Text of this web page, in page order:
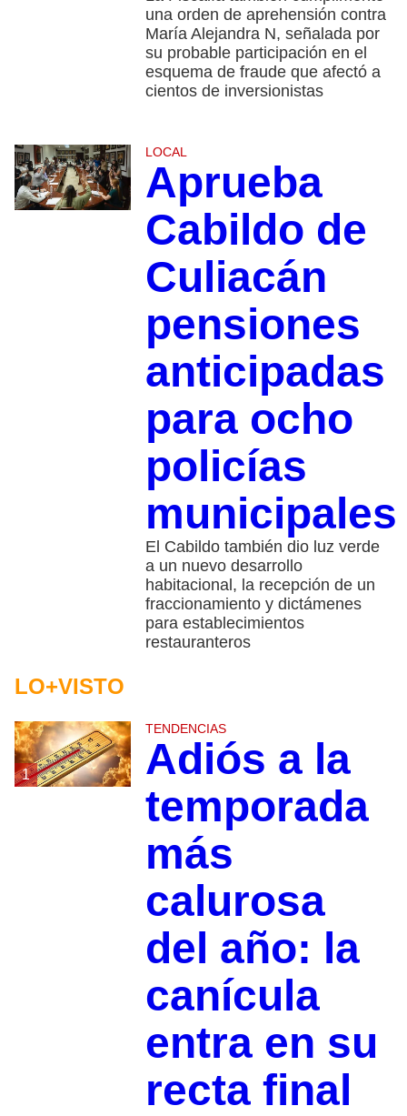
una orden de aprehensión contra
María Alejandra N, señalada por
su probable participación en el
esquema de fraude que afectó a
cientos de inversionistas
LOCAL
Aprueba
Cabildo de
Culiacán
pensiones
anticipadas
para ocho
policías
municipales
El Cabildo también dio luz verde
a un nuevo desarrollo
habitacional, la recepción de un
fraccionamiento y dictámenes
para establecimientos
restauranteros
LO+VISTO
1
TENDENCIAS
Adiós a la
temporada
más
calurosa
del año: la
canícula
entra en su
recta final